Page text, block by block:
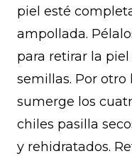
piel esté
ampollada.
para retirar la
semillas. Por
sumerge los
chiles pasilla
y rehidratados.